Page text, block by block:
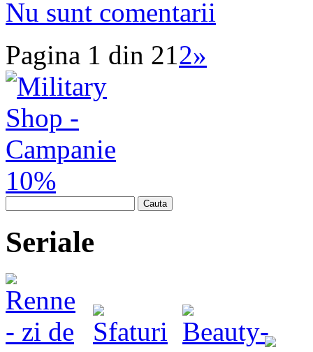
Nu sunt comentarii
Pagina 1 din 212»
Cauta
Seriale